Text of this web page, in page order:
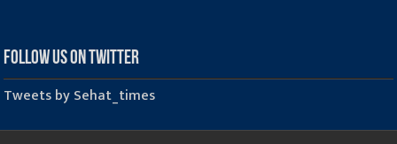
Follow us on Twitter
Tweets by Sehat_times